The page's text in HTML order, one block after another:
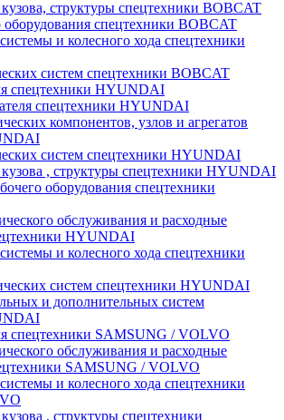
кузова, структуры спецтехники BOBCAT
оборудования спецтехники BOBCAT
и колесного хода спецтехники
систем спецтехники BOBCAT
спецтехники HYUNDAI
спецтехники HYUNDAI
компонентов, узлов и агрегатов
систем спецтехники HYUNDAI
кузова , структуры спецтехники HYUNDAI
оборудования спецтехники
обслуживания и расходные
HYUNDAI
и колесного хода спецтехники
систем спецтехники HYUNDAI
и дополнительных систем
спецтехники SAMSUNG / VOLVO
обслуживания и расходные
SAMSUNG / VOLVO
и колесного хода спецтехники
, структуры спецтехники